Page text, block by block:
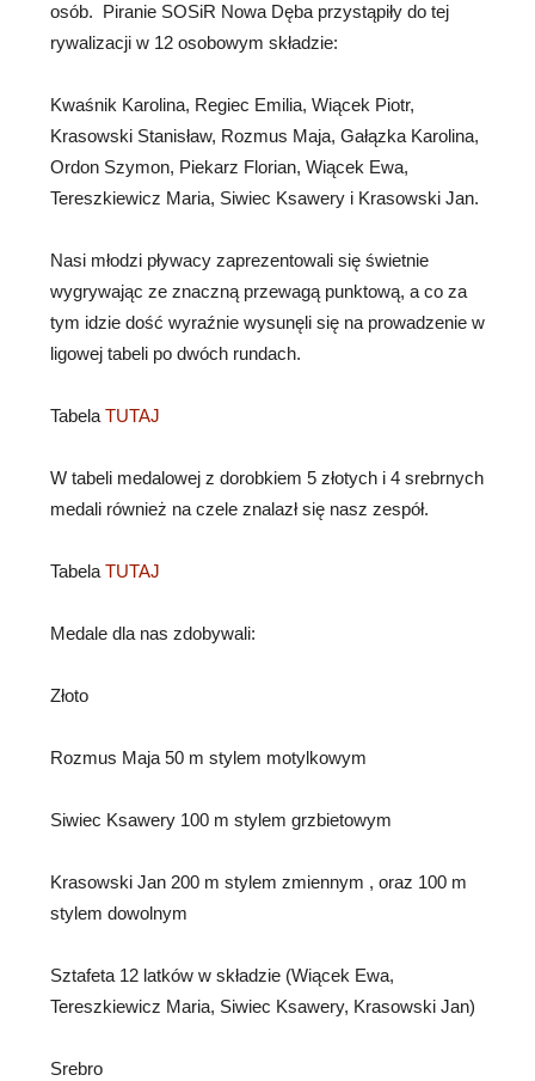
osób. Piranie SOSiR Nowa Dęba przystąpiły do tej
rywalizacji w 12 osobowym składzie:
Kwaśnik Karolina, Regiec Emilia, Wiącek Piotr,
Krasowski Stanisław, Rozmus Maja, Gałązka Karolina,
Ordon Szymon, Piekarz Florian, Wiącek Ewa,
Tereszkiewicz Maria, Siwiec Ksawery i Krasowski Jan.
Nasi młodzi pływacy zaprezentowali się świetnie
wygrywając ze znaczną przewagą punktową, a co za
tym idzie dość wyraźnie wysunęli się na prowadzenie w
ligowej tabeli po dwóch rundach.
Tabela TUTAJ
W tabeli medalowej z dorobkiem 5 złotych i 4 srebrnych
medali również na czele znalazł się nasz zespół.
Tabela TUTAJ
Medale dla nas zdobywali:
Złoto
Rozmus Maja 50 m stylem motylkowym
Siwiec Ksawery 100 m stylem grzbietowym
Krasowski Jan 200 m stylem zmiennym , oraz 100 m
stylem dowolnym
Sztafeta 12 latków w składzie (Wiącek Ewa,
Tereszkiewicz Maria, Siwiec Ksawery, Krasowski Jan)
Srebro